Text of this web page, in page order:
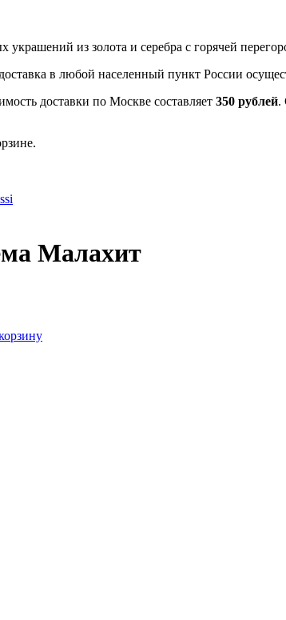
украшений из золота и серебра с горячей
в любой населенный пункт России
доставки по Москве составляет 350 рублей.
Малахит